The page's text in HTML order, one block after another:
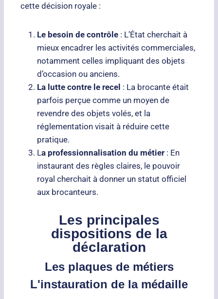
cette décision royale :
Le besoin de contrôle : L’État cherchait à
mieux encadrer les activités commerciales,
notamment celles impliquant des objets
d’occasion ou anciens.
La lutte contre le recel : La brocante était
parfois perçue comme un moyen de
revendre des objets volés, et la
réglementation visait à réduire cette
pratique.
La professionnalisation du métier : En
instaurant des règles claires, le pouvoir
royal cherchait à donner un statut officiel
aux brocanteurs.
Les principales
dispositions de la
déclaration
Les plaques de métiers
L'instauration de la médaille